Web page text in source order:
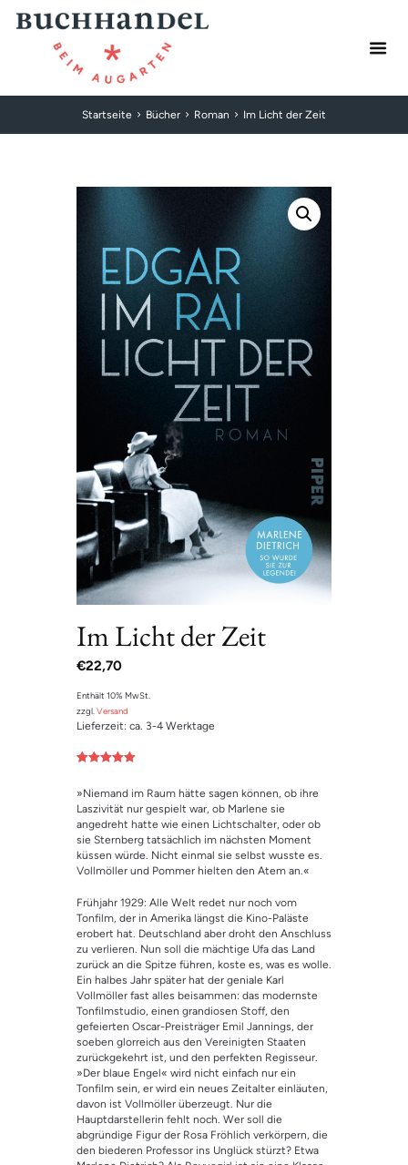
Startseite Bücher Roman Im Licht der Zeit
Im Licht der Zeit
€22,70
Enthält 10% MwSt.
zzgl. Versand
Lieferzeit: ca. 3-4 Werktage
basierend
auf
rtungen
»Niemand im Raum hätte sagen können, ob ihre
Laszivität nur gespielt war, ob Marlene sie
angedreht hatte wie einen Lichtschalter, oder ob
sie Sternberg tatsächlich im nächsten Moment
küssen würde. Nicht einmal sie selbst wusste es.
Vollmöller und Pommer hielten den Atem an.«
Frühjahr 1929: Alle Welt redet nur noch vom
Tonfilm, der in Amerika längst die Kino-Paläste
erobert hat. Deutschland aber droht den Anschluss
zu verlieren. Nun soll die mächtige Ufa das Land
zurück an die Spitze führen, koste es, was es wolle.
Ein halbes Jahr später hat der geniale Karl
Vollmöller fast alles beisammen: das modernste
Tonfilmstudio, einen grandiosen Stoff, den
gefeierten Oscar-Preisträger Emil Jannings, der
soeben glorreich aus den Vereinigten Staaten
zurückgekehrt ist, und den perfekten Regisseur.
»Der blaue Engel« wird nicht einfach nur ein
Tonfilm sein, er wird ein neues Zeitalter einläuten,
davon ist Vollmöller überzeugt. Nur die
Hauptdarstellerin fehlt noch. Wer soll die
abgründige Figur der Rosa Fröhlich verkörpern, die
den biederen Professor ins Unglück stürzt? Etwa